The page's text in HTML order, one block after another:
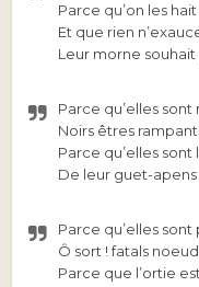
Parce qu’on les hait
Et que rien
Leur morne souhait
Parce qu’elles
Noirs êtres
Parce qu’elles
De leur guet-apens
Parce qu’elles
Ô sort ! fatals
Parce que l’ortie